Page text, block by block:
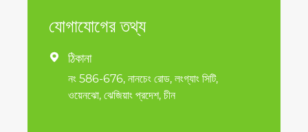
যোগাযোগের তথ্য
 ঠিকানা
নং 586-676, নানচেং রোড, লংগ্যাং সিটি,
ওয়েনঝো, ঝেজিয়াং প্রদেশ, চীন